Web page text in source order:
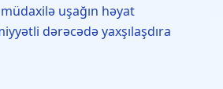
uşağın həyat
dərəcədə yaxşılaşdıra